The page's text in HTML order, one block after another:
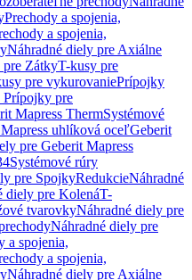
Prechody a spojenia,
a spojenia,
Náhradné diely pre Axiálne
pre ZátkyT-kusy pre
pre vykurovaniePrípojky
Prípojky pre
Mapress ThermSystémové
uhlíková oceľGeberit
pre Geberit Mapress
Systémové rúry
pre SpojkyRedukcieNáhradné
diely pre KolenáT-
tvarovkyNáhradné diely pre
Náhradné diely pre
a spojenia,
a spojenia,
Náhradné diely pre Axiálne